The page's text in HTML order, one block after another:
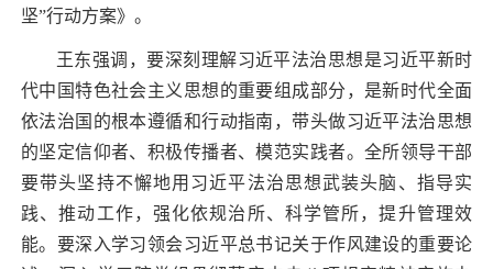
坚”行动方案》。
王东强调，要深刻理解习近平法治思想是习近平新时
代中国特色社会主义思想的重要组成部分，是新时代全面
依法治国的根本遵循和行动指南，带头做习近平法治思想
的坚定信仰者、积极传播者、模范实践者。全所领导干部
要带头坚持不懈地用习近平法治思想武装头脑、指导实
践、推动工作，强化依规治所、科学管所，提升管理效
能。要深入学习领会习近平总书记关于作风建设的重要论